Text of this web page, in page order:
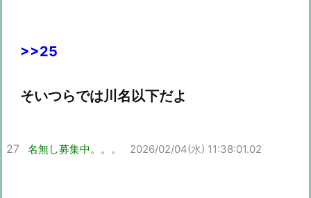
>>25
そいつらでは川名以下だよ
27 名無し募集中。。。 2026/02/04(水) 11:38:01.02